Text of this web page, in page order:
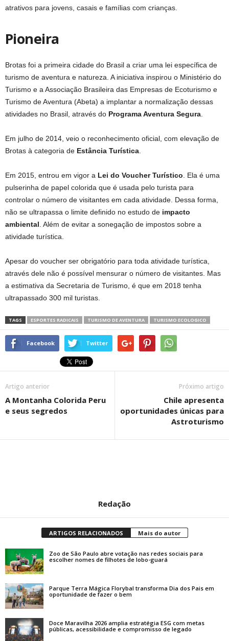
atrativos para jovens, casais e famílias com crianças.
Pioneira
Brotas foi a primeira cidade do Brasil a criar uma lei específica de
turismo de aventura e natureza. A iniciativa inspirou o Ministério do
Turismo e a Associação Brasileira das Empresas de Ecoturismo e
Turismo de Aventura (Abeta) a implantar a normalização dessas
atividades no Brasil, através do Programa Aventura Segura
Em julho de 2014, veio o reconhecimento oficial, com elevação de
Brotas à categoria de Estância Turística
Em 2015, entrou em vigor a Lei do Voucher Turístico . Ela é uma
pulserinha de papel colorida que é usada pelo turista para
controlar o número de visitantes em cada atividade. Dessa forma,
não se ultrapassa o limite definido no estudo de impacto
ambiental . Além de evitar a sonegação de impostos sobre a
atividade turística.
Apesar do voucher ser obrigatório para toda atividade turística,
através dele não é possível mensurar o número de visitantes. Mas
a estimativa da Secretaria de Turismo, é que em 2018 tenha
ultrapassado 300 mil turistas.
TAGS ESPORTES RADICAIS TURISMO DE AVENTURA TURISMO ECOLOGICO
Facebook Twitter
Artigo anterior
A Montanha Colorida Peru
e seus segredos
Próximo artigo
Chile apresenta
oportunidades únicas para
Astroturismo
Redação
ARTIGOS RELACIONADOS Mais do autor
Zoo de São Paulo abre votação nas redes sociais para
escolher nomes de filhotes de lobo-guará
Parque Terra Mágica Florybal transforma Dia dos Pais em
oportunidade de fazer o bem
Doce Maravilha 2026 amplia estratégia ESG com metas
públicas, acessibilidade e compromisso de legado